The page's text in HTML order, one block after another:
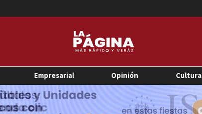
Empresarial Opinión Cultura